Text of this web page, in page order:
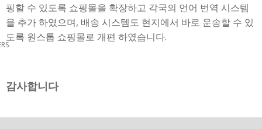
핑할 수 있도록 쇼핑몰을 확장하고 각국의 언어 번역 시스템
을 추가 하였으며, 배송 시스템도 현지에서 바로 운송할 수 있
도록 원스톱 쇼핑몰로 개편 하였습니다.
감사합니다